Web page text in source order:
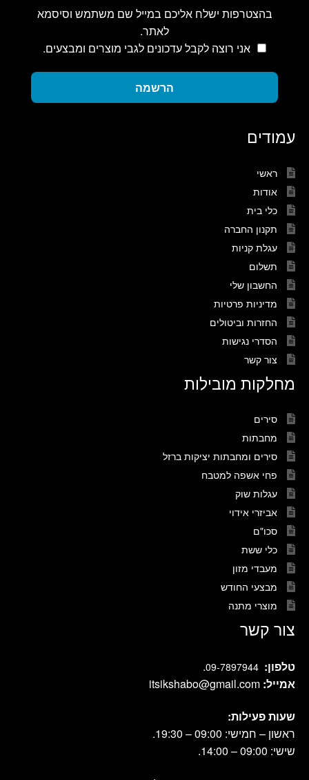
בהצטרפות ישלח אליכם במייל שם משתמש וסיסמא
לאתר.
אני רוצה לקבל עדכונים לגבי מוצרים ומבצעים.
הרשמה
עמודים
ראשי
אודות
כלי בית
תקנון החברה
עגלת קניות
תשלום
החשבון שלי
מדיניות פרטיות
החזרות וביטולים
הסדרי נגישות
צור קשר
מחלקות מובילות
סירים
מחבתות
סירים ומחבתות יציקות ברזל
פחי אשפה למטבח
עגלות שוק
אביזרי אידוי
סכו"ם
כלי ששת
מעבדי מזון
מבצעי החודש
מוצרי מתנה
צור קשר
טלפון: 09-7897944
.
אמייל: itsikshabo@gmail.com
שעות פעילות:
ראשון – חמישי: 09:00 – 19:30.
שישי: 09:00 – 14:00.